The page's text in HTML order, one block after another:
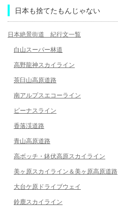
日本も捨てたもんじゃない
日本絶景街道 紀行文一覧
白山スーパー林道
高野龍神スカイライン
茶臼山高原道路
南アルプスエコーライン
ビーナスライン
香落渓道路
青山高原道路
高ボッチ・鉢伏高原スカイライン
美ヶ原スカイライン＆美ヶ原高原道路
大台ケ原ドライブウェイ
鈴鹿スカイライン